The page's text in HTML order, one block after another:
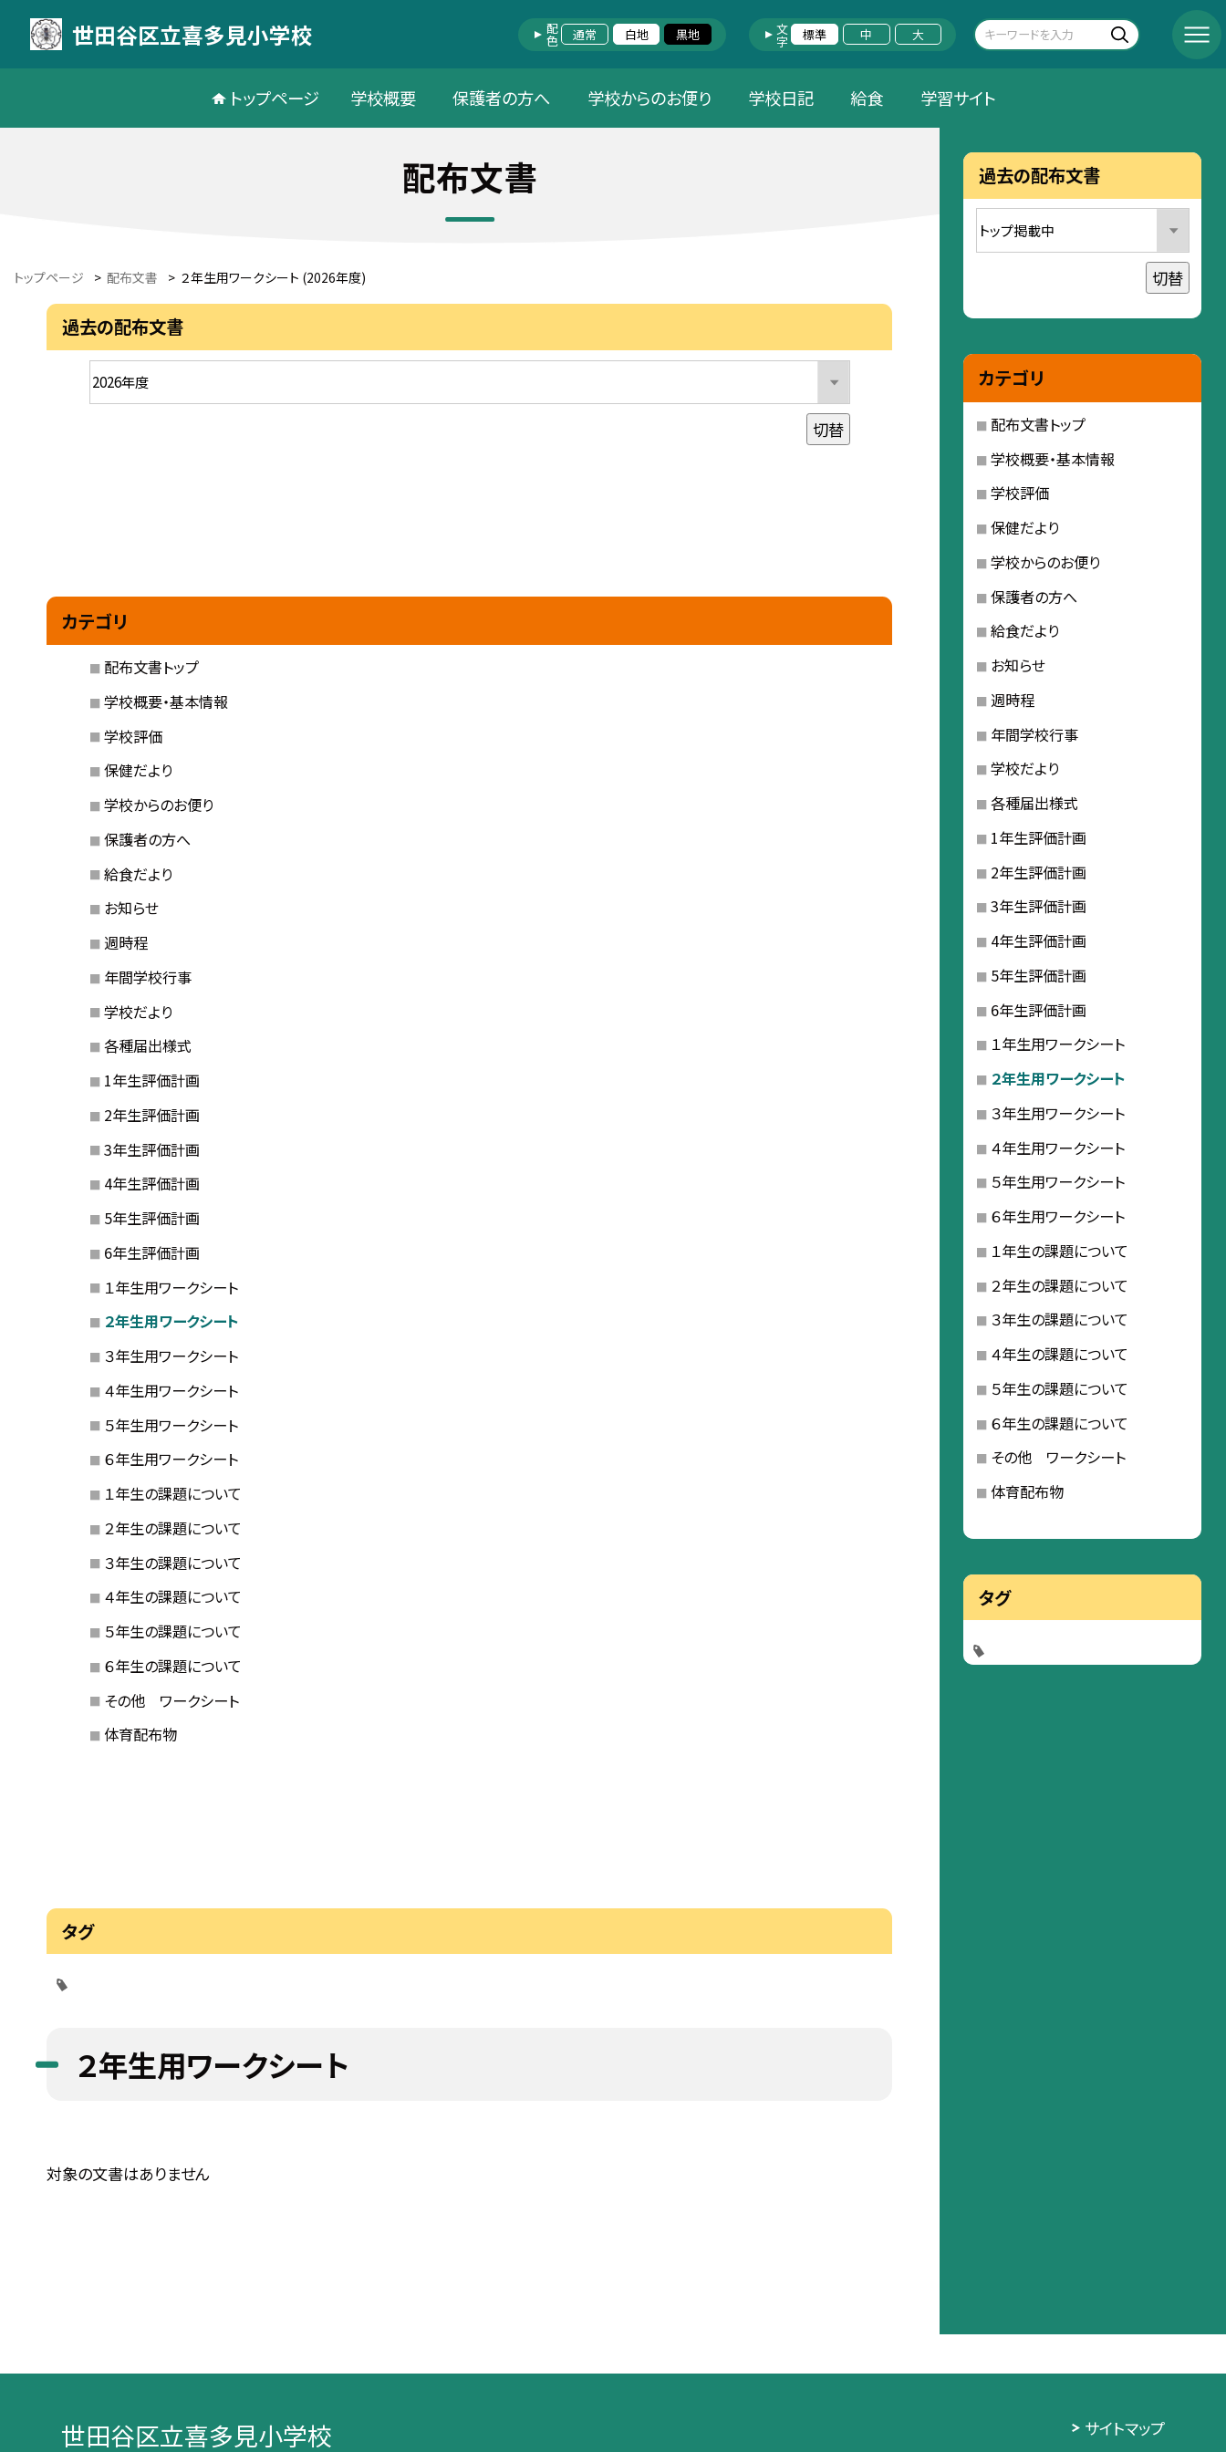
世田谷区立喜多見小学校 配色 通常 白地 黒地 文字 標準 中 大
トップページ 学校概要 保護者の方へ 学校からのお便り 学校日記 給食 学習サイト
配布文書
トップページ > 配布文書 > ２年生用ワークシート (2026年度)
過去の配布文書
切替
カテゴリ
配布文書トップ
学校概要・基本情報
学校評価
保健だより
学校からのお便り
保護者の方へ
給食だより
お知らせ
週時程
年間学校行事
学校だより
各種届出様式
1年生評価計画
2年生評価計画
3年生評価計画
4年生評価計画
5年生評価計画
6年生評価計画
１年生用ワークシート
２年生用ワークシート
３年生用ワークシート
４年生用ワークシート
５年生用ワークシート
６年生用ワークシート
１年生の課題について
２年生の課題について
３年生の課題について
４年生の課題について
５年生の課題について
６年生の課題について
その他 ワークシート
体育配布物
タグ
２年生用ワークシート
対象の文書はありません
過去の配布文書
切替
カテゴリ
配布文書トップ
学校概要・基本情報
学校評価
保健だより
学校からのお便り
保護者の方へ
給食だより
お知らせ
週時程
年間学校行事
学校だより
各種届出様式
1年生評価計画
2年生評価計画
3年生評価計画
4年生評価計画
5年生評価計画
6年生評価計画
１年生用ワークシート
２年生用ワークシート
３年生用ワークシート
４年生用ワークシート
５年生用ワークシート
６年生用ワークシート
１年生の課題について
２年生の課題について
３年生の課題について
４年生の課題について
５年生の課題について
６年生の課題について
その他 ワークシート
体育配布物
タグ
世田谷区立喜多見小学校 サイトマップ